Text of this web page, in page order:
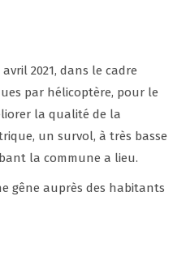
2021, dans le cadre
par hélicoptère, pour le
la qualité de la
un survol, à très basse
la commune a lieu.
gêne auprès des habitants